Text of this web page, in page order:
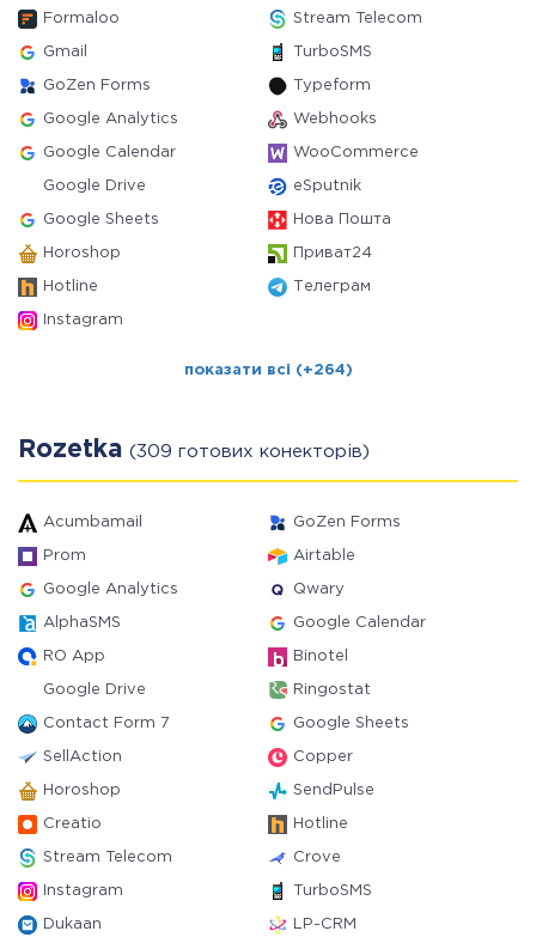
Formaloo Stream Telecom
Gmail TurboSMS
GoZen Forms Typeform
Google Analytics Webhooks
Google Calendar WooCommerce
Google Drive eSputnik
Google Sheets Нова Пошта
Horoshop Приват24
Hotline Телеграм
Instagram
показати всі (+264)
Rozetka (309 готових конекторів)
Acumbamail GoZen Forms
Prom Airtable
Google Analytics Qwary
AlphaSMS Google Calendar
RO App Binotel
Google Drive Ringostat
Contact Form 7 Google Sheets
SellAction Copper
Horoshop SendPulse
Creatio Hotline
Stream Telecom Crove
Instagram TurboSMS
Dukaan LP-CRM